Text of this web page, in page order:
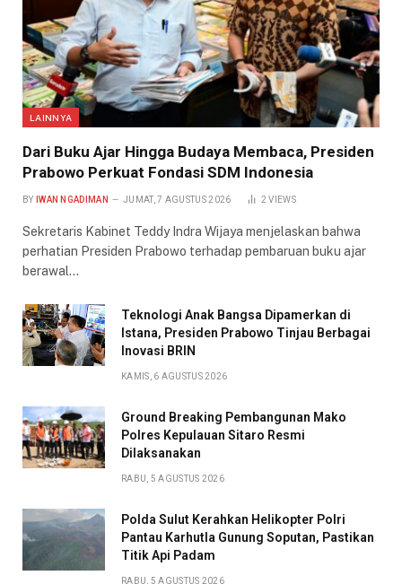
LAINNYA
Dari Buku Ajar Hingga Budaya Membaca, Presiden
Prabowo Perkuat Fondasi SDM Indonesia
BY IWAN NGADIMAN JUMAT, 7 AGUSTUS 2026 2VIEWS
Sekretaris Kabinet Teddy Indra Wijaya menjelaskan bahwa
perhatian Presiden Prabowo terhadap pembaruan buku ajar
berawal…
Teknologi Anak Bangsa Dipamerkan di
Istana, Presiden Prabowo Tinjau Berbagai
Inovasi BRIN
KAMIS, 6 AGUSTUS 2026
Ground Breaking Pembangunan Mako
Polres Kepulauan Sitaro Resmi
Dilaksanakan
RABU, 5 AGUSTUS 2026
Polda Sulut Kerahkan Helikopter Polri
Pantau Karhutla Gunung Soputan, Pastikan
Titik Api Padam
RABU, 5 AGUSTUS 2026